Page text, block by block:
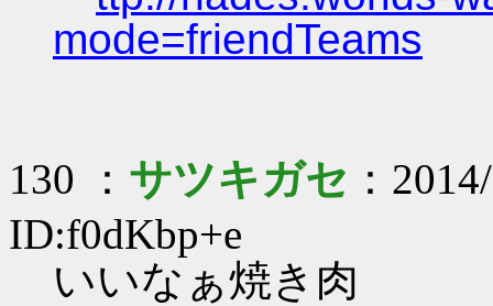
mode=friendTeams
130 ： サツキガセ ：
ID:f0dKbp+e
いいなぁ焼き肉